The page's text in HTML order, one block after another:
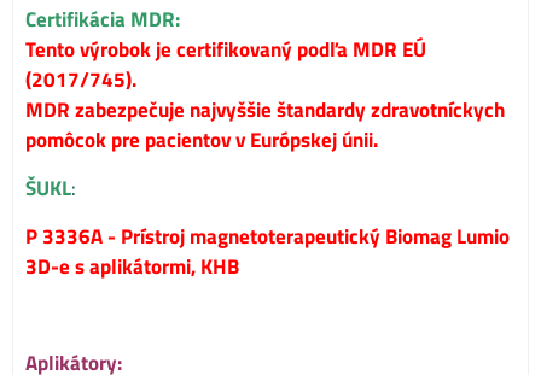
Certifikácia MDR:
Tento výrobok je certifikovaný podľa MDR EÚ
(2017/745).
MDR zabezpečuje najvyššie štandardy zdravotníckych
pomôcok pre pacientov v Európskej únii.
ŠUKL:
P 3336A - Prístroj magnetoterapeutický Biomag Lumio
3D-e s aplikátormi, KHB
Aplikátory: